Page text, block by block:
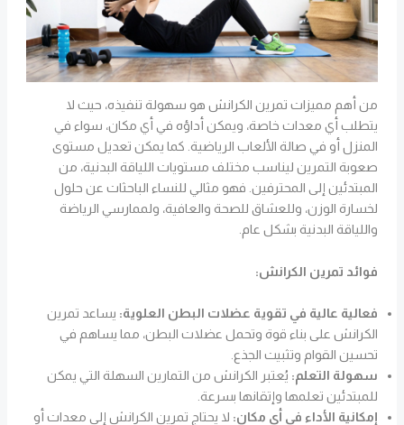
من أهم مميزات تمرين الكرانش هو سهولة تنفيذه، حيث لا
يتطلب أي معدات خاصة، ويمكن أداؤه في أي مكان، سواء في
المنزل أو في صالة الألعاب الرياضية. كما يمكن تعديل مستوى
صعوبة التمرين ليناسب مختلف مستويات اللياقة البدنية، من
المبتدئين إلى المحترفين. فهو مثالي للنساء الباحثات عن حلول
لخسارة الوزن، وللعشاق للصحة والعافية، ولممارسي الرياضة
واللياقة البدنية بشكل عام.
فوائد تمرين الكرانش:
فعالية عالية في تقوية عضلات البطن العلوية: يساعد تمرين
الكرانش على بناء قوة وتحمل عضلات البطن، مما يساهم في
تحسين القوام وتثبيت الجذع.
سهولة التعلم: يُعتبر الكرانش من التمارين السهلة التي يمكن
للمبتدئين تعلمها وإتقانها بسرعة.
إمكانية الأداء في أي مكان: لا يحتاج تمرين الكرانش إلى معدات أو